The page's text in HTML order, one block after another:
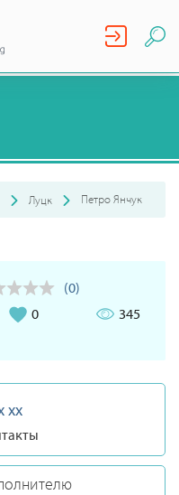
Луцк Петро Янчук
(0)
0 345
xx